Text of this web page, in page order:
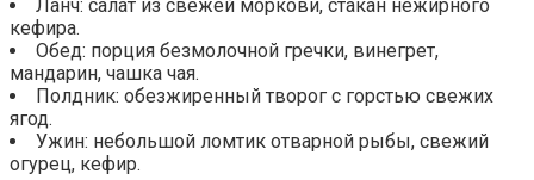
Ланч: салат из свежей моркови, стакан нежирного
кефира.
Обед: порция безмолочной гречки, винегрет,
мандарин, чашка чая.
Полдник: обезжиренный творог с горстью свежих
ягод.
Ужин: небольшой ломтик отварной рыбы, свежий
огурец, кефир.